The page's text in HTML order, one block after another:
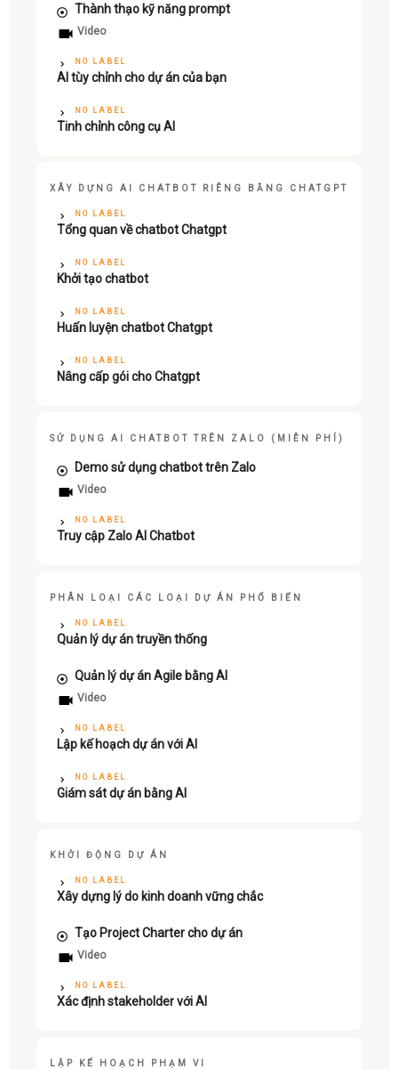
Thành thạo kỹ năng prompt
Video
NO LABEL
AI tùy chỉnh cho dự án của bạn
NO LABEL
Tinh chỉnh công cụ AI
XÂY DỰNG AI CHATBOT RIÊNG BẰNG CHATGPT
NO LABEL
Tổng quan về chatbot Chatgpt
NO LABEL
Khởi tạo chatbot
NO LABEL
Huấn luyện chatbot Chatgpt
NO LABEL
Nâng cấp gói cho Chatgpt
SỬ DỤNG AI CHATBOT TRÊN ZALO (MIỄN PHÍ)
Demo sử dụng chatbot trên Zalo
Video
NO LABEL
Truy cập Zalo AI Chatbot
PHÂN LOẠI CÁC LOẠI DỰ ÁN PHỔ BIẾN
NO LABEL
Quản lý dự án truyền thống
Quản lý dự án Agile bằng AI
Video
NO LABEL
Lập kế hoạch dự án với AI
NO LABEL
Giám sát dự án bằng AI
KHỞI ĐỘNG DỰ ÁN
NO LABEL
Xây dựng lý do kinh doanh vững chắc
Tạo Project Charter cho dự án
Video
NO LABEL
Xác định stakeholder với AI
LẬP KẾ HOẠCH PHẠM VI